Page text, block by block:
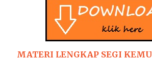
MATERI LENGKAP SEGI